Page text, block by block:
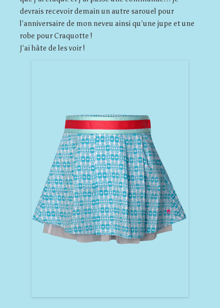
devrais recevoir demain un autre sarouel pour
l’anniversaire de mon neveu ainsi qu’une jupe et une
robe pour Craquotte !
J’ai hâte de les voir !